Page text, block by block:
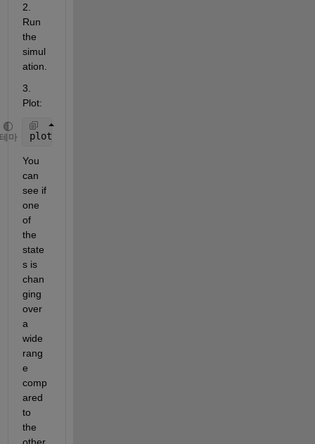
2.
Run
the
simul
ation.
3.
Plot:
테마 plot(tout,xout)
You
can
see if
one
of
the
state
s is
chan
ging
over
a
wide
rang
e
comp
ared
to
the